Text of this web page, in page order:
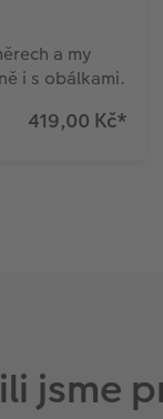
a my
i s obálkami.
419,00 Kč*
jsme